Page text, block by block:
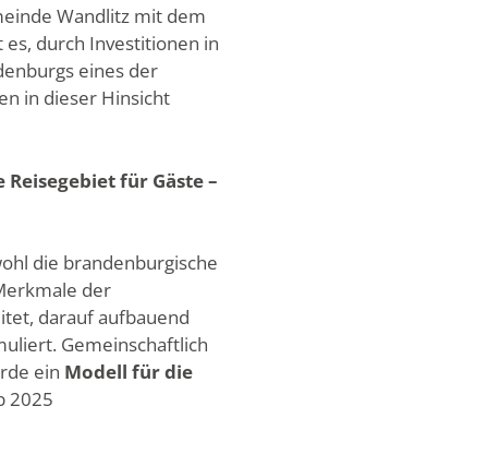
Wandlitz mit dem
durch Investitionen in
eines der
in dieser Hinsicht
für Gäste –
die brandenburgische
der
darauf aufbauend
Gemeinschaftlich
ein Modell für die
2025